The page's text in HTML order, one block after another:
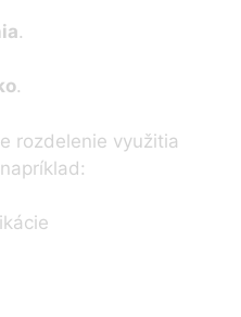
.
.
rozdelenie využitia